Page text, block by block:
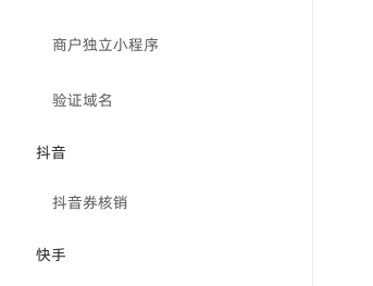
商户独立小程序
验证域名
抖音
抖音券核销
快手